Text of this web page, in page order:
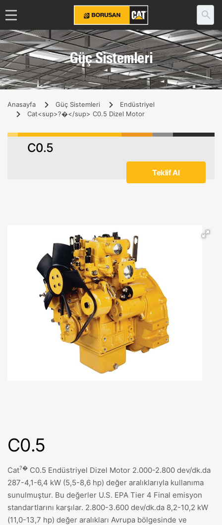
Güç Sistemleri
Anasayfa Güç Sistemleri
Endüstriyel
Cat<sup>?�</sup> C0.5 Dizel Motor
C0.5
Teklif Al
C0.5
Cat?� C0.5 Endüstriyel Dizel Motor 2.000-2.800 dev/dk.da
287-4,1-6,4 kW (5,5-8,6 hp) değer aralıklarıyla kullanıma
sunulmuştur. Bu değerler U.S. EPA Tier 4 Final emisyon
standartlarını karşılar. 2.800-3.600 dev/dk.da 8,2-10,2 kW
(11,0-13,7 hp) değer aralıkları Avrupa bölgesinde ve